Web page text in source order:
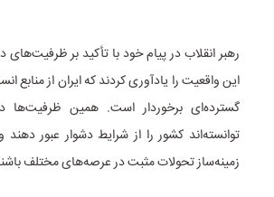
رهبر انقلاب در پیام خود با تأکید بر ظرفیت‌های
این واقعیت را یادآوری کردند که ایران از منابع
گسترده‌ای برخوردار است. همین ظرفیت‌ها
توانسته‌اند کشور را از شرایط دشوار عبور دهند
زمینه‌ساز تحولات مثبت در عرصه‌های مختلف